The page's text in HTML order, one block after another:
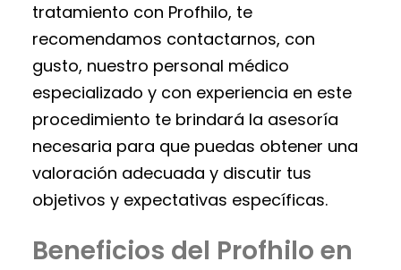
tratamiento con Profhilo, te
recomendamos contactarnos, con
gusto, nuestro personal médico
especializado y con experiencia en este
procedimiento te brindará la asesoría
necesaria para que puedas obtener una
valoración adecuada y discutir tus
objetivos y expectativas específicas.
Beneficios del Profhilo en